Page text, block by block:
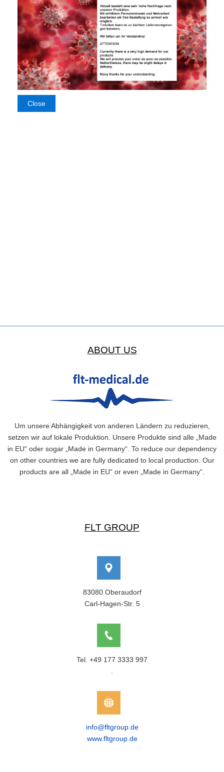
ABOUT US
Um unsere Abhängigkeit von anderen Ländern zu reduzieren,
setzen wir auf lokale Produktion. Unsere Produkte sind alle „Made
in EU“ oder sogar „Made in Germany“. To reduce our dependency
on other countries we are fully dedicated to local production. Our
products are all „Made in EU“ or even „Made in Germany“.
FLT GROUP
83080 Oberaudorf
Carl-Hagen-Str. 5
Tel. +49 177 3333 997
info@fltgroup.de
www.fltgroup.de